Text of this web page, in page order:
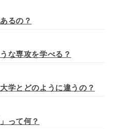
るの？
な専攻を学べる？
学とどのように違うの？
って何？